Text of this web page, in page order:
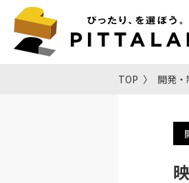
TOP 開発